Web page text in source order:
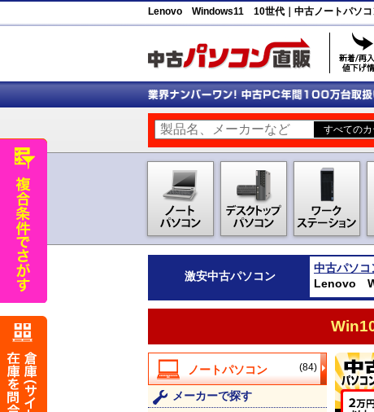
Lenovo Windows11 10世代｜中古ノートパソコ
激安中古パソコン
中古パソコ
Lenovo
(84)
メーカーで探す